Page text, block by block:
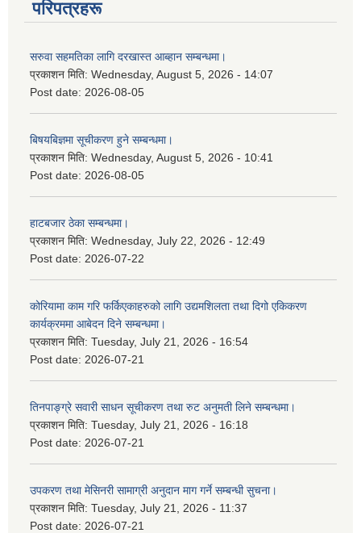
परिपत्रहरू
सरुवा सहमतिका लागि दरखास्त आब्हान सम्बन्धमा।
प्रकाशन मिति: Wednesday, August 5, 2026 - 14:07
Post date: 2026-08-05
बिषयबिज्ञमा सूचीकरण हुने सम्बन्धमा।
प्रकाशन मिति: Wednesday, August 5, 2026 - 10:41
Post date: 2026-08-05
हाटबजार ठेका सम्बन्धमा।
प्रकाशन मिति: Wednesday, July 22, 2026 - 12:49
Post date: 2026-07-22
कोरियामा काम गरि फर्किएकाहरुको लागि उद्यमशिलता तथा दिगो एकिकरण
कार्यक्रममा आबेदन दिने सम्बन्धमा।
प्रकाशन मिति: Tuesday, July 21, 2026 - 16:54
Post date: 2026-07-21
तिनपाङ्ग्रे सवारी साधन सूचीकरण तथा रुट अनुमती लिने सम्बन्धमा।
प्रकाशन मिति: Tuesday, July 21, 2026 - 16:18
Post date: 2026-07-21
उपकरण तथा मेसिनरी सामाग्री अनुदान माग गर्ने सम्बन्धी सुचना।
प्रकाशन मिति: Tuesday, July 21, 2026 - 11:37
Post date: 2026-07-21